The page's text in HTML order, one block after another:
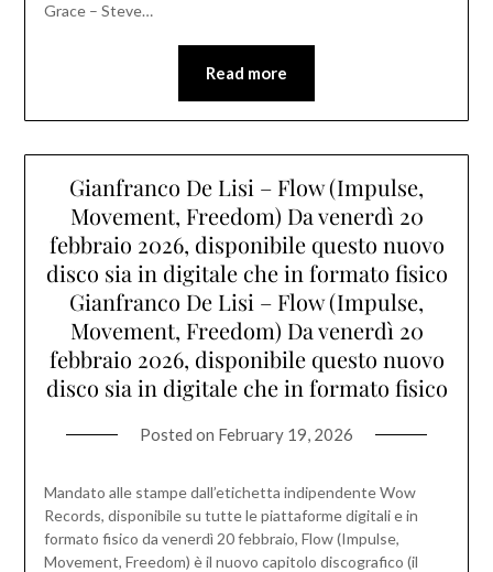
Grace – Steve…
Read more
Gianfranco De Lisi – Flow (Impulse,
Movement, Freedom) Da venerdì 20
febbraio 2026, disponibile questo nuovo
disco sia in digitale che in formato fisico
Gianfranco De Lisi – Flow (Impulse,
Movement, Freedom) Da venerdì 20
febbraio 2026, disponibile questo nuovo
disco sia in digitale che in formato fisico
Posted on February 19, 2026
Mandato alle stampe dall’etichetta indipendente Wow
Records, disponibile su tutte le piattaforme digitali e in
formato fisico da venerdì 20 febbraio, Flow (Impulse,
Movement, Freedom) è il nuovo capitolo discografico (il